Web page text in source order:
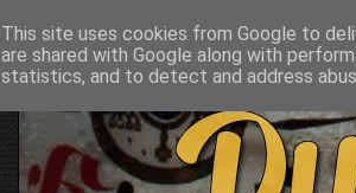
This site uses cookies from Google to
are shared with Google along with
statistics, and to detect and address